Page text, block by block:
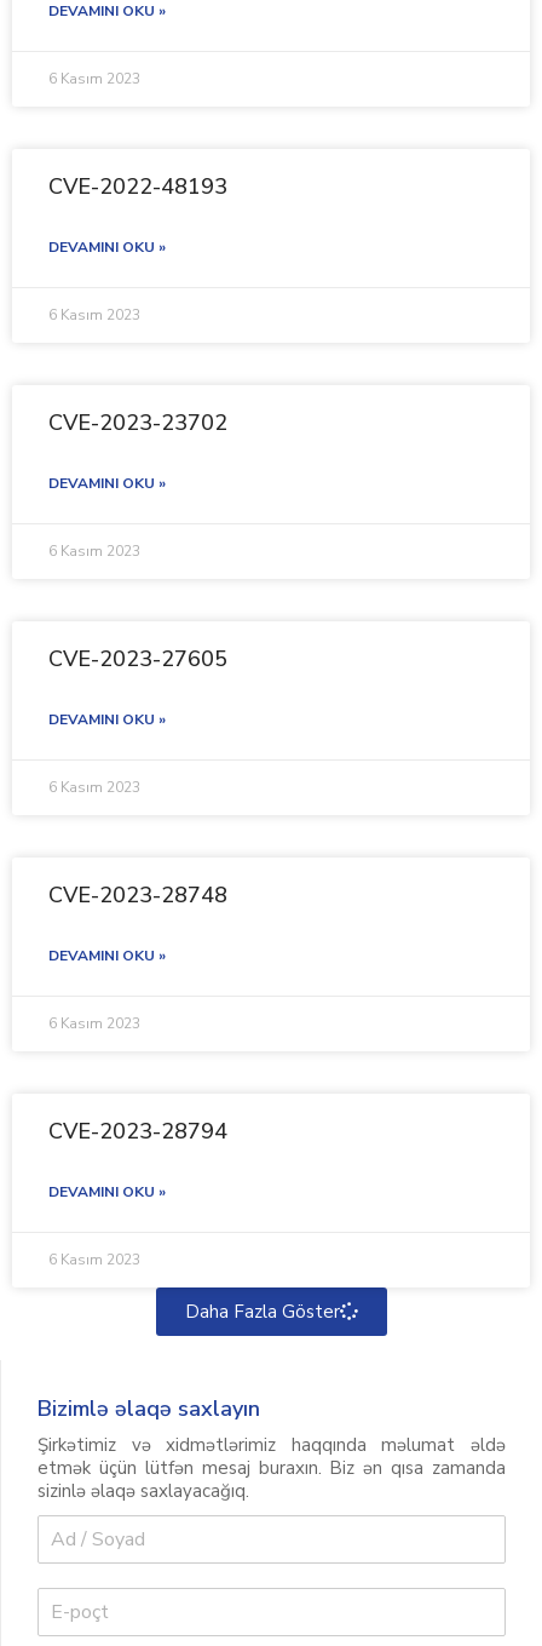
DEVAMINI OKU »
6 Kasım 2023
CVE-2022-48193
DEVAMINI OKU »
6 Kasım 2023
CVE-2023-23702
DEVAMINI OKU »
6 Kasım 2023
CVE-2023-27605
DEVAMINI OKU »
6 Kasım 2023
CVE-2023-28748
DEVAMINI OKU »
6 Kasım 2023
CVE-2023-28794
DEVAMINI OKU »
6 Kasım 2023
Daha Fazla Göster
Bizimlə əlaqə saxlayın
Şirkətimiz və xidmətlərimiz haqqında məlumat əldə
etmək üçün lütfən mesaj buraxın. Biz ən qısa zamanda
sizinlə əlaqə saxlayacağıq.